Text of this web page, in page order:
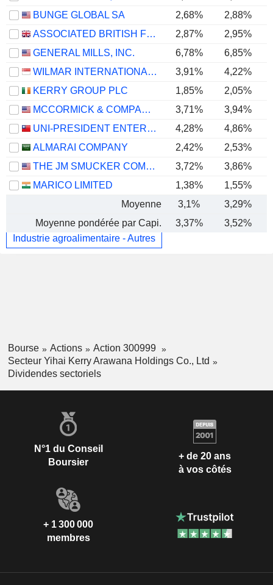
BUNGE GLOBAL SA
2,68% 2,88%
ASSOCIATED BRITISH FOODS PLC
2,87% 2,95%
GENERAL MILLS, INC.
6,78% 6,85%
WILMAR INTERNATIONAL LIMITED
3,91% 4,22%
KERRY GROUP PLC
1,85% 2,05%
MCCORMICK & COMPANY, INCORPORATED
3,71%
3,94%
UNI-PRESIDENT ENTERPRISES CORP.
4,28% 4,86%
ALMARAI COMPANY
2,42% 2,53%
THE JM SMUCKER COMPANY
3,72% 3,86%
MARICO LIMITED
1,38% 1,55%
Moyenne
3,1% 3,29%
Moyenne pondérée par Capi.
3,37% 3,52%
Industrie agroalimentaire - Autres
Bourse Actions
Action 300999
Secteur Yihai Kerry Arawana Holdings Co., Ltd
Dividendes sectoriels
N°1 du Conseil
Boursier
+ de 20 ans
à vos côtés
+ 1 300 000
membres